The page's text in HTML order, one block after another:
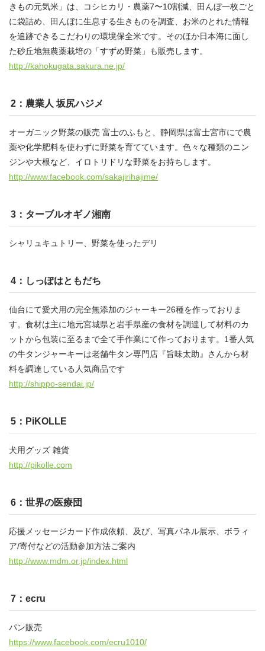
きもの元気米」は、コシヒカリ・農薬7〜10割減、田んぼ一枚ごと
に袋詰め、田んぼに生息する生きものを調査、お米のとれた情報
を追跡できるこだわりの環境保全米です。そのほか日本海に面し
た砂丘地無農薬栽培の「すずめ野菜」も販売します。
http://kahokugata.sakura.ne.jp/
2：農業人 坂尻ハジメ
オーガニック野菜の販売 富士のふもと、静岡県は富士宮市にで農
薬や化学肥料を使わずに野菜を育てています。色々な種類のニン
ジンや大根など、イロトリドリな野菜をお持ちします。
http://www.facebook.com/sakajirihajime/
3：ターブルオギノ湘南
シャリュキュトリー、野菜を使ったデリ
4：しっぽはともだち
仙台にて愛犬用の完全無添加のジャーキー26種を作っておりま
す。食材は主に地元宮城県と岩手県産の食材を調達して材料のカ
ットから包装に至るまで全て手作業にて作っております。1番人気
の牛タンジャーキーは老舗牛タン専門店『旨味太助』さんから材
料を調達している人気商品です
http://shippo-sendai.jp/
5：PiKOLLE
犬用グッズ 雑貨
http://pikolle.com
6：世界の医療団
応援メッセージカード作成依頼、及び、写真パネル展示、ボラィ
ア/寄付などの活動参加方法ご案内
http://www.mdm.or.jp/index.html
7：ecru
パン販売
https://www.facebook.com/ecru1010/